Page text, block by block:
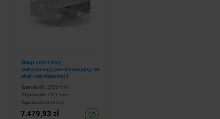
Okap centralny
kompensacyjno-indukcyjny ze
stali nierdzewnej |
Szerokość: 2500 mm
Głębokość: 1800 mm
Wysokość: 450 mm
7.479,93 zł